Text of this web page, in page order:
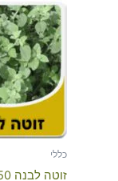
כללי
זוטה לבנה 50 גרם